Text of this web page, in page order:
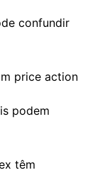
confundir
price action
podem
têm